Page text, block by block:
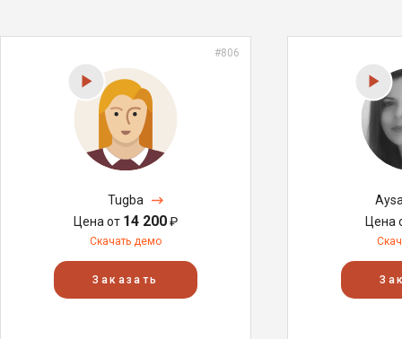
#806
Tugba
Цена от 14 200₽
Скачать демо
Заказать
Цена